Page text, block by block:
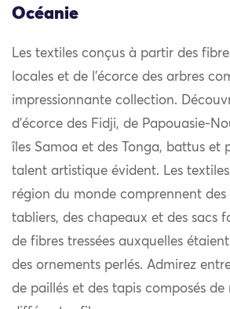
Océanie
Les textiles conçus à partir des
locales et de l’écorce des arbres
impressionnante collection.
d’écorce des Fidji, de Papouasie-
îles Samoa et des Tonga, battus et
talent artistique évident. Les
région du monde comprennent des
tabliers, des chapeaux et des sacs
de fibres tressées auxquelles
des ornements perlés. Admirez
de paillés et des tapis composés de